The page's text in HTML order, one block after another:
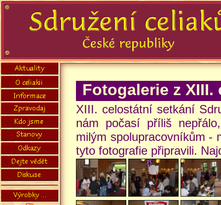
Fotogalerie z
XIII. celostátní setkání
nám počasí příliš
milým spolupracovníkům -
tyto fotografie připravili.